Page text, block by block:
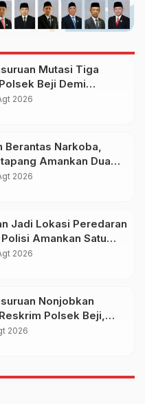
Mutasi Tiga
Beji Demi
dan Kelancaran Proses
2026
Berantas Narkoba,
Amankan Dua
seberat 28,94
2026
Jadi Lokasi Peredaran
Amankan Satu
2026
Nonjobkan
Polsek Beji,
Transparansi
2026